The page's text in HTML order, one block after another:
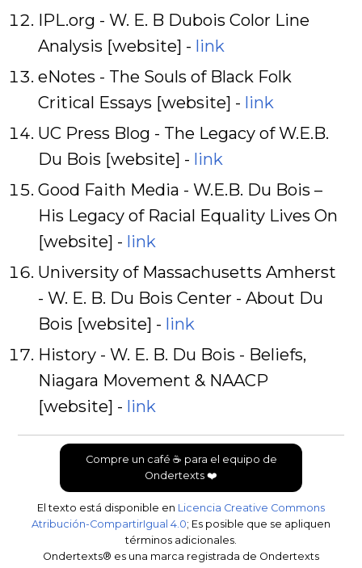
IPL.org - W. E. B Dubois Color Line
Analysis [website] - link
eNotes - The Souls of Black Folk
Critical Essays [website] - link
UC Press Blog - The Legacy of W.E.B.
Du Bois [website] - link
Good Faith Media - W.E.B. Du Bois –
His Legacy of Racial Equality Lives On
[website] - link
University of Massachusetts Amherst
- W. E. B. Du Bois Center - About Du
Bois [website] - link
History - W. E. B. Du Bois - Beliefs,
Niagara Movement & NAACP
[website] - link
Compre un café ☕ para el equipo de
Ondertexts ❤️
El texto está disponible en Licencia Creative Commons
Atribución-CompartirIgual 4.0; Es posible que se apliquen
términos adicionales.
Ondertexts® es una marca registrada de Ondertexts